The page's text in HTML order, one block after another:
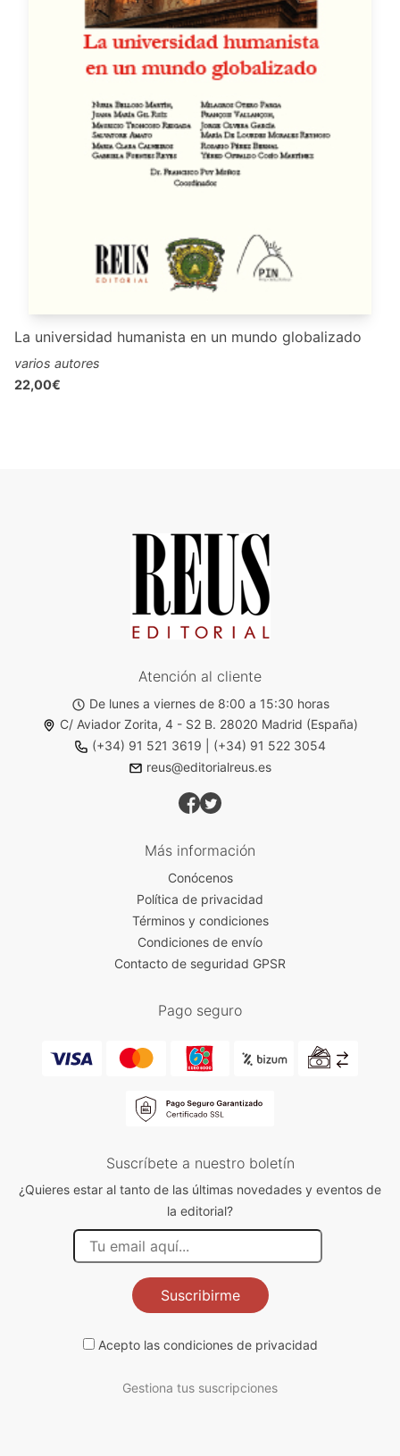
La universidad humanista en un mundo globalizado
varios autores
22,00€
Atención al cliente
De lunes a viernes de 8:00 a 15:30 horas
C/ Aviador Zorita, 4 - S2 B. 28020 Madrid (España)
(+34) 91 521 3619
(+34) 91 522 3054
reus@editorialreus.es
Más información
Conócenos
Política de privacidad
Términos y condiciones
Condiciones de envío
Contacto de seguridad GPSR
Pago seguro
Suscríbete a nuestro boletín
¿Quieres estar al tanto de las últimas novedades y eventos de
la editorial?
Suscribirme
Acepto las condiciones de privacidad
Gestiona tus suscripciones